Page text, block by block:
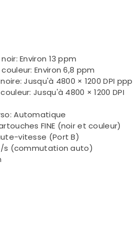
Environ 13 ppm
Environ 6,8 ppm
Jusqu'à 4800 × 1200 DPI ppp
Jusqu'à 4800 × 1200 DPI
Automatique
FINE (noir et couleur)
vitesse (Port B)
s (commutation auto)